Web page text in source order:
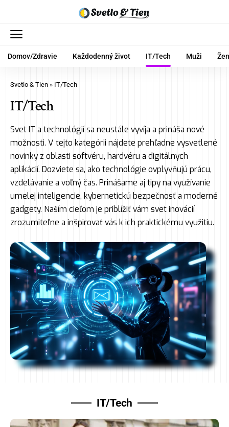
Domov/Zdravie Každodenný život IT/Tech Muži
Svetlo & Tien » IT/Tech
IT/Tech
Svet IT a technológií sa neustále vyvíja a prináša nové
možnosti. V tejto kategórii nájdete prehľadne vysvetlené
novinky z oblasti softvéru, hardvéru a digitálnych
aplikácií. Dozviete sa, ako technológie ovplyvňujú prácu,
vzdelávanie a voľný čas. Prinášame aj tipy na využívanie
umelej inteligencie, kybernetickú bezpečnosť a moderné
gadgety. Naším cieľom je priblížiť vám svet inovácií
zrozumiteľne a inšpirovať vás k ich praktickému využitiu.
IT/Tech